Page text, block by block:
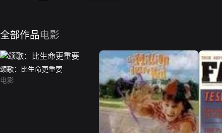
全部作品电影
颂歌：比生命更重要
电影